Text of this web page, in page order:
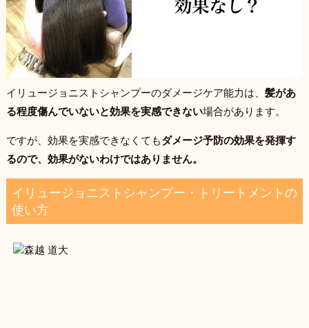
イリュージョニストシャンプーのダメージケア能力は、 髪があ
る程度傷んでいないと効果を実感できない場合があります。
ですが、効果を実感できなくてもダメージ予防の効果を発揮す
るので、効果がないわけではありません。
イリュージョニストシャンプー・トリートメントの
使い方